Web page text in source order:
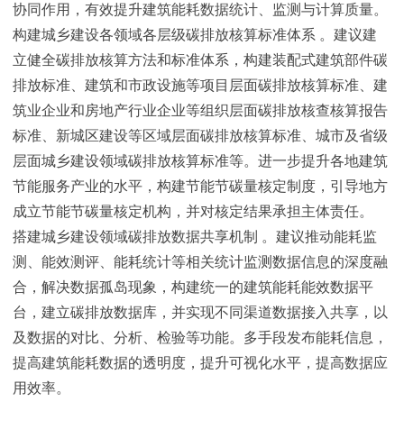
协同作用，有效提升建筑能耗数据统计、监测与计算质量。
构建城乡建设各领域各层级碳排放核算标准体系 。建议建
立健全碳排放核算方法和标准体系，构建装配式建筑部件碳
排放标准、建筑和市政设施等项目层面碳排放核算标准、建
筑业企业和房地产行业企业等组织层面碳排放核查核算报告
标准、新城区建设等区域层面碳排放核算标准、城市及省级
层面城乡建设领域碳排放核算标准等。进一步提升各地建筑
节能服务产业的水平，构建节能节碳量核定制度，引导地方
成立节能节碳量核定机构，并对核定结果承担主体责任。
搭建城乡建设领域碳排放数据共享机制 。建议推动能耗监
测、能效测评、能耗统计等相关统计监测数据信息的深度融
合，解决数据孤岛现象，构建统一的建筑能耗能效数据平
台，建立碳排放数据库，并实现不同渠道数据接入共享，以
及数据的对比、分析、检验等功能。多手段发布能耗信息，
提高建筑能耗数据的透明度，提升可视化水平，提高数据应
用效率。